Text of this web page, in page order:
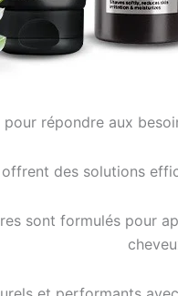
répondre aux
des solutions
sont formulés